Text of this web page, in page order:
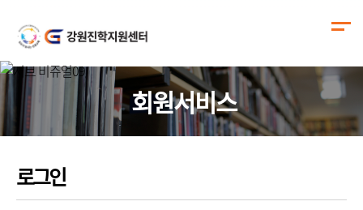
회원서비스
로그인